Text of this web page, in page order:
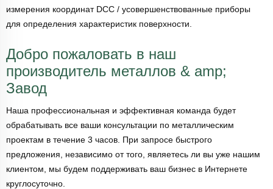
измерения координат DCC / усовершенствованные приборы
для определения характеристик поверхности.
Добро пожаловать в наш
производитель металлов & amp;
Завод
Наша профессиональная и эффективная команда будет
обрабатывать все ваши консультации по металлическим
проектам в течение 3 часов. При запросе быстрого
предложения, независимо от того, являетесь ли вы уже нашим
клиентом, мы будем поддерживать ваш бизнес в Интернете
круглосуточно.